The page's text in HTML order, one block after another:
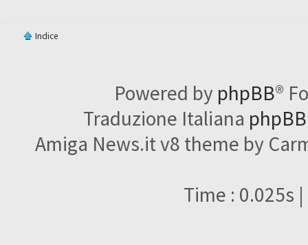
Indice
Powered by phpBB®
Traduzione Italiana
Amiga News.it v8 theme by
Time : 0.025s